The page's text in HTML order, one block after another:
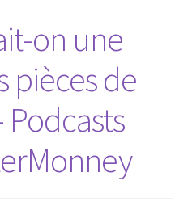
on une
pièces de
Podcasts